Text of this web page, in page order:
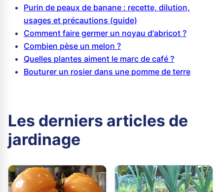
Purin de peaux de banane : recette, dilution,
usages et précautions (guide)
Comment faire germer un noyau d'abricot ?
Combien pèse un melon ?
Quelles plantes aiment le marc de café ?
Bouturer un rosier dans une pomme de terre
Les derniers articles de
jardinage